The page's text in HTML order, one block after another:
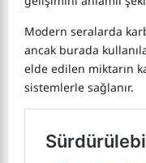
Modern seralarda
ancak burada
elde edilen miktarın
sistemlerle sağlanır.